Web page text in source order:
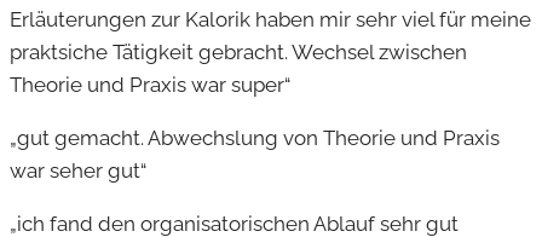
Erläuterungen zur Kalorik haben mir sehr viel für meine
praktsiche Tätigkeit gebracht. Wechsel zwischen
Theorie und Praxis war super“
„gut gemacht. Abwechslung von Theorie und Praxis
war seher gut“
„ich fand den organisatorischen Ablauf sehr gut